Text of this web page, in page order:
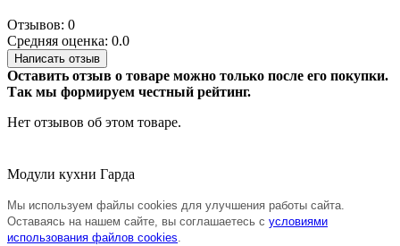
Отзывов: 0
Средняя оценка: 0.0
Написать отзыв
Оставить отзыв о товаре можно только после его покупки.
Так мы формируем честный рейтинг.
Нет отзывов об этом товаре.
Модули кухни Гарда
Мы используем файлы cookies для улучшения работы сайта.
Оставаясь на нашем сайте, вы соглашаетесь с условиями
использования файлов cookies.